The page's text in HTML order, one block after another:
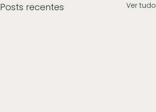
Posts recentes Ver tudo